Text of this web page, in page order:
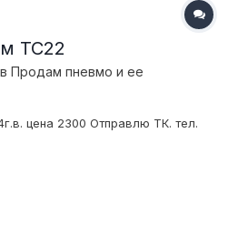
ТС22
Продам пневмо и ее
цена 2300 Отправлю ТК. тел.